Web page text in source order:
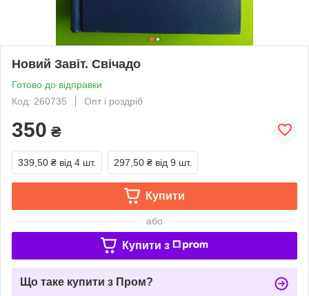
Новий Завіт. Свічадо
Готово до відправки
Код: 260735
Опт і роздріб
350 ₴
339,50 ₴ від 4 шт. 297,50 ₴ від 9 шт.
Купити
або
Купити з
Що таке купити з Пром?